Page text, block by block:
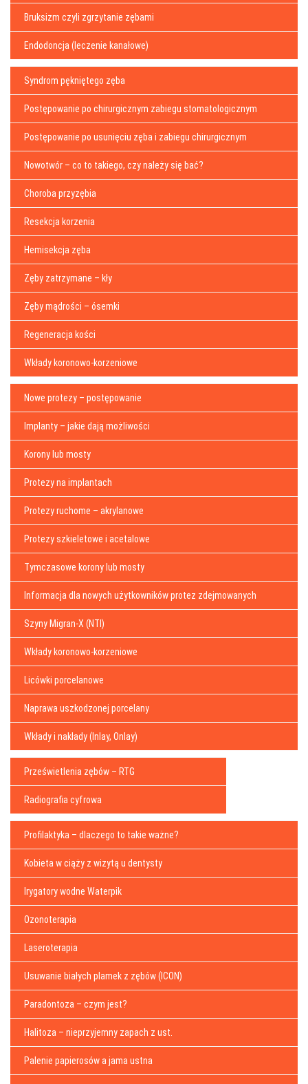
Bruksizm czyli zgrzytanie zębami
Endodoncja (leczenie kanałowe)
Syndrom pękniętego zęba
Postępowanie po chirurgicznym zabiegu stomatologicznym
Postępowanie po usunięciu zęba i zabiegu chirurgicznym
Nowotwór – co to takiego, czy należy się bać?
Choroba przyzębia
Resekcja korzenia
Hemisekcja zęba
Zęby zatrzymane – kły
Zęby mądrości – ósemki
Regeneracja kości
Wkłady koronowo-korzeniowe
Nowe protezy – postępowanie
Implanty – jakie dają możliwości
Korony lub mosty
Protezy na implantach
Protezy ruchome – akrylanowe
Protezy szkieletowe i acetalowe
Tymczasowe korony lub mosty
Informacja dla nowych użytkowników protez zdejmowanych
Szyny Migran-X (NTI)
Wkłady koronowo-korzeniowe
Licówki porcelanowe
Naprawa uszkodzonej porcelany
Wkłady i nakłady (Inlay, Onlay)
Prześwietlenia zębów – RTG
Radiografia cyfrowa
Profilaktyka – dlaczego to takie ważne?
Kobieta w ciąży z wizytą u dentysty
Irygatory wodne Waterpik
Ozonoterapia
Laseroterapia
Usuwanie białych plamek z zębów (ICON)
Paradontoza – czym jest?
Halitoza – nieprzyjemny zapach z ust.
Palenie papierosów a jama ustna